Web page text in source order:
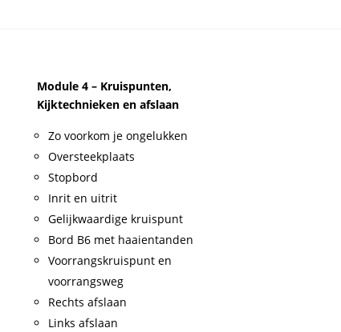
Module 4 – Kruispunten,
Kijktechnieken en afslaan
Zo voorkom je ongelukken
Oversteekplaats
Stopbord
Inrit en uitrit
Gelijkwaardige kruispunt
Bord B6 met haaientanden
Voorrangskruispunt en
voorrangsweg
Rechts afslaan
Links afslaan